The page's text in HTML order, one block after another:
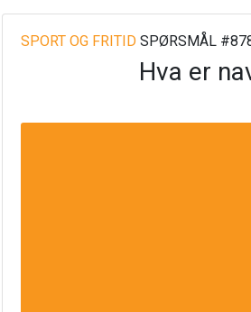
SPORT OG FRITIDSPØRSMÅL
Hva er